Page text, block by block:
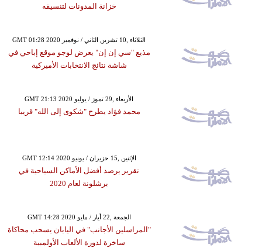
خزانة المدونات لتنسيقه
GMT 01:28 2020 الثلاثاء ,10 تشرين الثاني / نوفمبر
مذيع "سي إن إن" يعرض لوجو موقع إباحي في
شاشة نتائج الانتخابات الأميركية
GMT 21:13 2020 الأربعاء ,29 تموز / يوليو
محمد فؤاد يطرح "شكوى إلى الله" قريبا
GMT 12:14 2020 الإثنين ,15 حزيران / يونيو
تقرير يرصد أفضل الأماكن السياحية في
برشلونة لعام 2020
GMT 14:28 2020 الجمعة ,22 أيار / مايو
"المراسلين الأجانب" في اليابان يسحب محاكاة
ساخرة لدورة الألعاب الأولمبية